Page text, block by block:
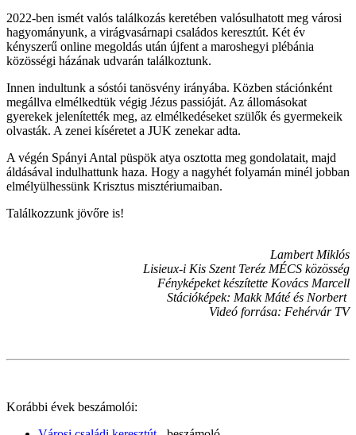
2022-ben ismét valós találkozás keretében valósulhatott meg városi
hagyományunk, a virágvasárnapi családos keresztút. Két év
kényszerű online megoldás után újfent a maroshegyi plébánia
közösségi házának udvarán találkoztunk.
Innen indultunk a sóstói tanösvény irányába. Közben stációnként
megállva elmélkedtük végig Jézus passióját. Az állomásokat
gyerekek jelenítették meg, az elmélkedéseket szülők és gyermekeik
olvasták. A zenei kíséretet a JUK zenekar adta.
A végén Spányi Antal püspök atya osztotta meg gondolatait, majd
áldásával indulhattunk haza. Hogy a nagyhét folyamán minél jobban
elmélyülhessünk Krisztus misztériumaiban.
Találkozzunk jövőre is!
Lambert Miklós
Lisieux-i Kis Szent Teréz MÉCS közösség
Fényképeket készítette Kovács Marcell
Stációképek: Makk Máté és Norbert
Videó forrása: Fehérvár TV
Korábbi évek beszámolói: